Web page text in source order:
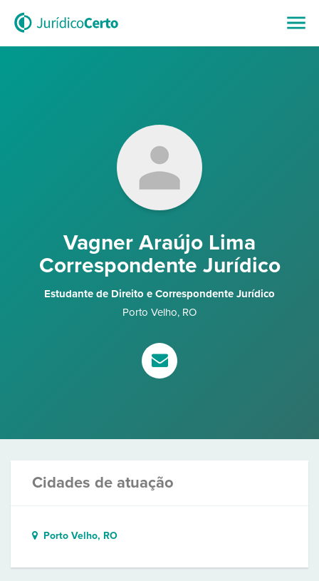
Vagner Araújo Lima
Correspondente Jurídico
Estudante de Direito e Correspondente Jurídico
Porto Velho, RO
Cidades de atuação
Porto Velho, RO